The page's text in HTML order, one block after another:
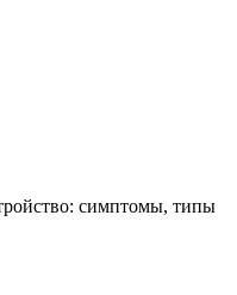
симптомы, типы